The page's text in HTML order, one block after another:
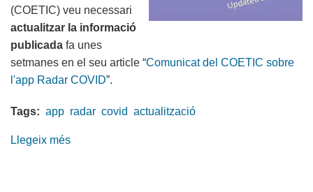
(COETIC) veu necessari
actualitzar la informació
publicada fa unes
setmanes en el seu article “Comunicat del COETIC sobre
l'app Radar COVID”.
Tags: app radar covid actualització
Llegeix més